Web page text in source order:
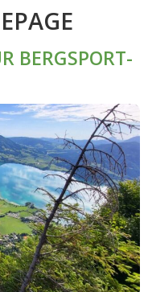
BERGSPORT-